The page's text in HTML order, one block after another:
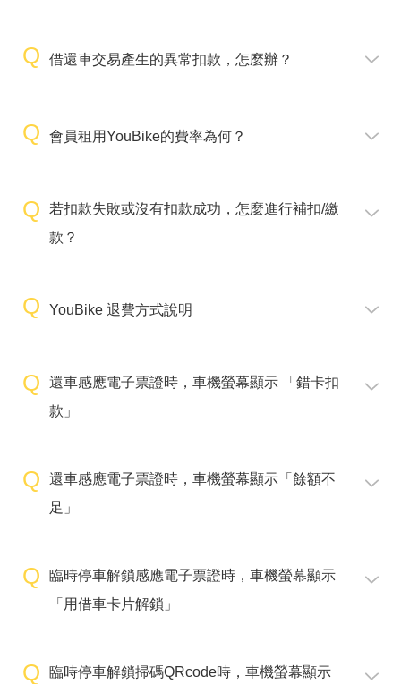
借還車交易產生的異常扣款，怎麼辦？
會員租用YouBike的費率為何？
若扣款失敗或沒有扣款成功，怎麼進行補扣/繳
款？
YouBike 退費方式說明
還車感應電子票證時，車機螢幕顯示 「錯卡扣
款」
還車感應電子票證時，車機螢幕顯示「餘額不
足」
臨時停車解鎖感應電子票證時，車機螢幕顯示
「用借車卡片解鎖」
臨時停車解鎖掃碼QRcode時，車機螢幕顯示